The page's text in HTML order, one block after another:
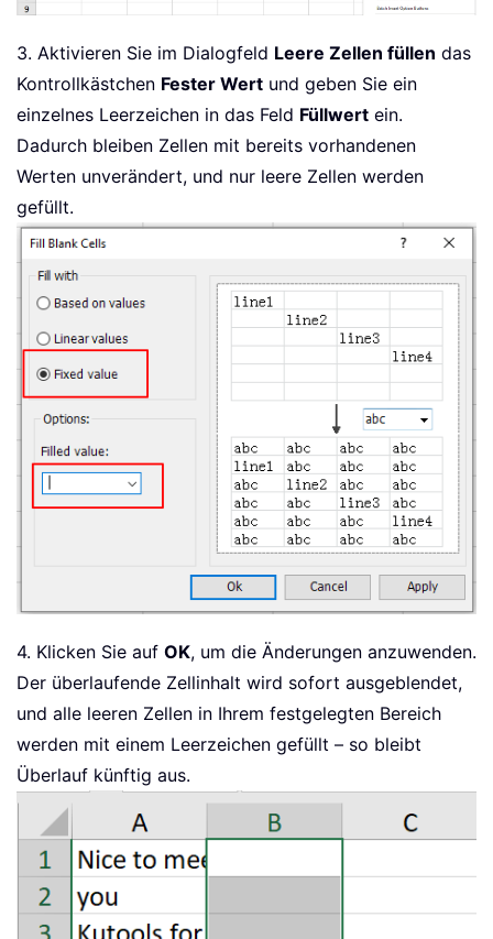
3. Aktivieren Sie im Dialogfeld Leere Zellen füllen das
Kontrollkästchen Fester Wert und geben Sie ein
einzelnes Leerzeichen in das Feld Füllwert ein.
Dadurch bleiben Zellen mit bereits vorhandenen
Werten unverändert, und nur leere Zellen werden
gefüllt.
4. Klicken Sie auf OK, um die Änderungen anzuwenden.
Der überlaufende Zellinhalt wird sofort ausgeblendet,
und alle leeren Zellen in Ihrem festgelegten Bereich
werden mit einem Leerzeichen gefüllt – so bleibt
Überlauf künftig aus.